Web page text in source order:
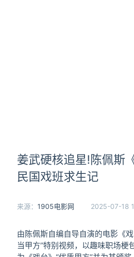
姜武硬核追星!陈佩斯
民国戏班求生记
来源： 1905电影网 2025-07-18
由陈佩斯自编自导自演的电影《
当甲方”特别视频，以趣味职场梗